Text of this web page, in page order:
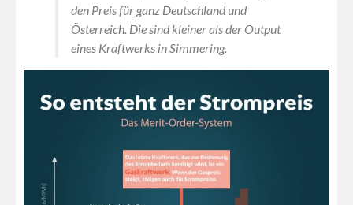
den Preis für ganz Deutschland und
Österreich. Die sind kleiner als der Output
eines Kraftwerks in Simmering.